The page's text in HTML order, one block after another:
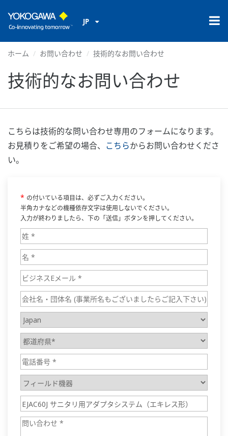
JP
ホーム お問い合わせ 技術的なお問い合わせ
技術的なお問い合わせ
こちらは技術的な問い合わせ専用のフォームになります。
お見積りをご希望の場合、 こちらからお問い合わせくださ
い。